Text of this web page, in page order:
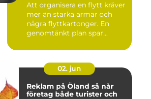
Att organisera en flytt kräver
mer än starka armar och
några flyttkartonger. En
genomtänkt plan spar...
02. jun
Reklam på Öland så når
företag både turister och